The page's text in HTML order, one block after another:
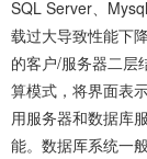
SQL Server、
载过大导致性能下
的客户/服务器二层
算模式，将界面表
用服务器和数据库
能。数据厍系统一